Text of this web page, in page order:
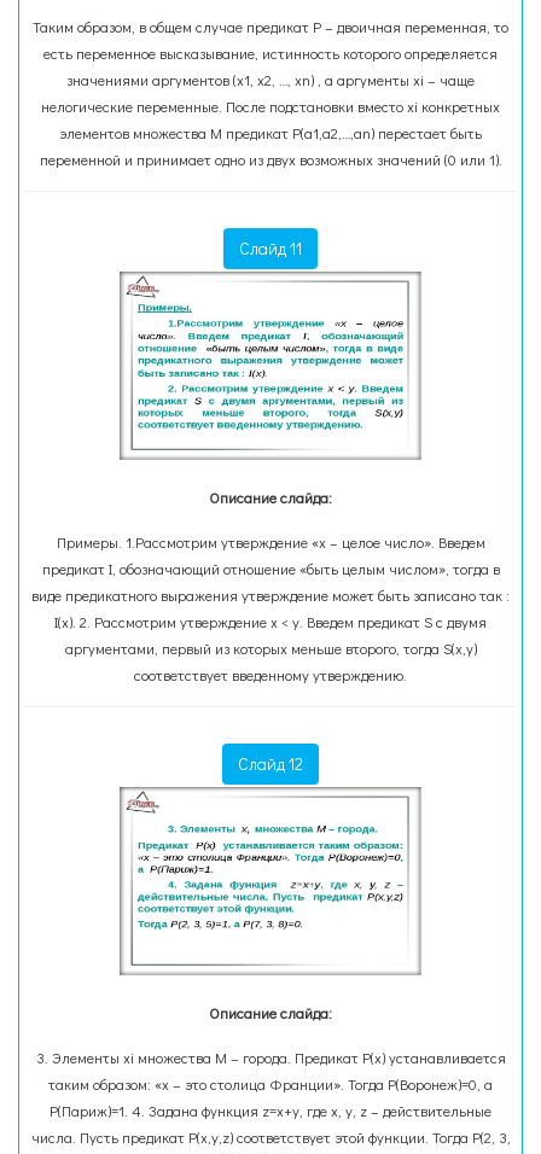
Таким образом, в общем случае предикат Р – двоичная переменная, то
есть переменное высказывание, истинность которого определяется
значениями аргументов (х1, х2, …, хn) , а аргументы хi – чаще
нелогические переменные. После подстановки вместо хi конкретных
элементов множества М предикат Р(а1,а2,…,аn) перестает быть
переменной и принимает одно из двух возможных значений (0 или 1).
Слайд 11
Описание слайда:
Примеры. 1.Рассмотрим утверждение «x – целое число». Введем
предикат I, обозначающий отношение «быть целым числом», тогда в
виде предикатного выражения утверждение может быть записано так :
I(x). 2. Рассмотрим утверждение x < y. Введем предикат S с двумя
аргументами, первый из которых меньше второго, тогда S(x,y)
соответствует введенному утверждению.
Слайд 12
Описание слайда:
3. Элементы хi множества М – города. Предикат Р(х) устанавливается
таким образом: «х – это столица Франции». Тогда Р(Воронеж)=0, а
Р(Париж)=1. 4. Задана функция z=х+у, где х, у, z – действительные
числа. Пусть предикат Р(х,у,z) соответствует этой функции. Тогда Р(2, 3,